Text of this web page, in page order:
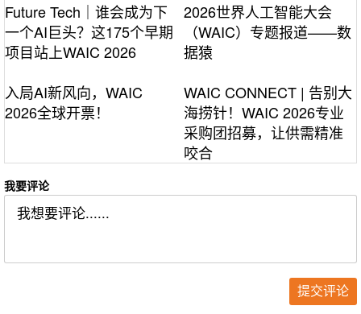
Future Tech｜谁会成为下
一个AI巨头？这175个早期
项目站上WAIC 2026
2026世界人工智能大会
（WAIC）专题报道——数
据猿
入局AI新风向，WAIC
2026全球开票！
WAIC CONNECT | 告别大
海捞针！WAIC 2026专业
采购团招募，让供需精准
咬合
我要评论